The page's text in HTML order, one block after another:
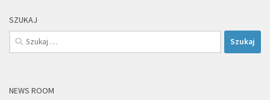
SZUKAJ
Szukaj:
NEWS ROOM